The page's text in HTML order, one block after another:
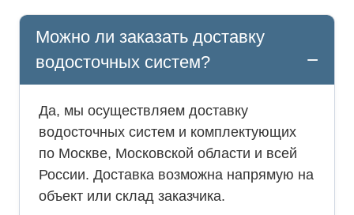
Можно ли заказать доставку
водосточных систем?
Да, мы осуществляем доставку
водосточных систем и комплектующих
по Москве, Московской области и всей
России. Доставка возможна напрямую на
объект или склад заказчика.